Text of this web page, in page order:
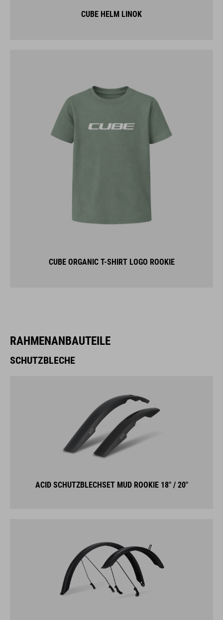
CUBE HELM LINOK
CUBE ORGANIC T-SHIRT LOGO ROOKIE
RAHMENANBAUTEILE
SCHUTZBLECHE
ACID SCHUTZBLECHSET MUD ROOKIE 18" / 20"